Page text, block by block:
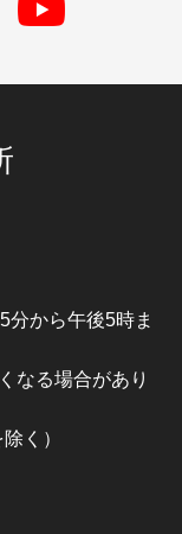
分から午後5時ま
なる場合があり
く）